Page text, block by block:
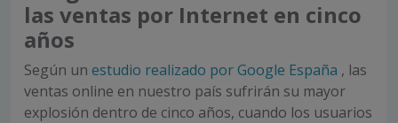
las ventas por Internet en cinco
años
Según un estudio realizado por Google España , las
ventas online en nuestro país sufrirán su mayor
explosión dentro de cinco años, cuando los usuarios